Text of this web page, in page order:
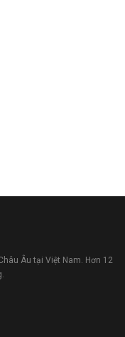
Âu tại Việt Nam. Hơn 12